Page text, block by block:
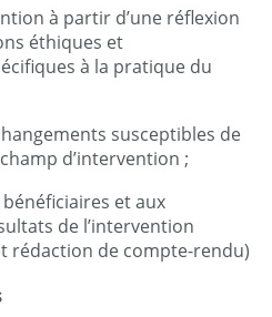
à partir d’une réflexion
éthiques et
à la pratique du
susceptibles de
d’intervention ;
et aux
de l’intervention
rédaction de compte-rendu)